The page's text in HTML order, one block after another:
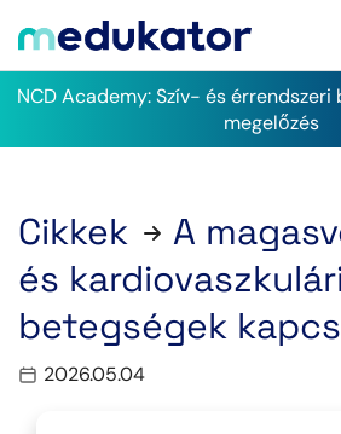
NCD Academy: Szív- és
megelőzés
Cikkek
A
és
betegségek
2026.05.04